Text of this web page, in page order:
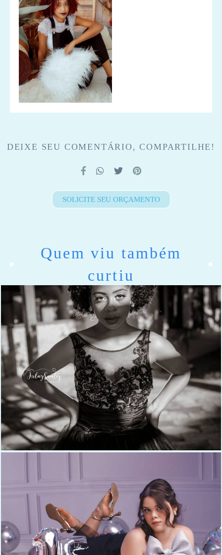
DEIXE SEU COMENTÁRIO, COMPARTILHE!
SOLICITE SEU ORÇAMENTO
Quem viu também
curtiu